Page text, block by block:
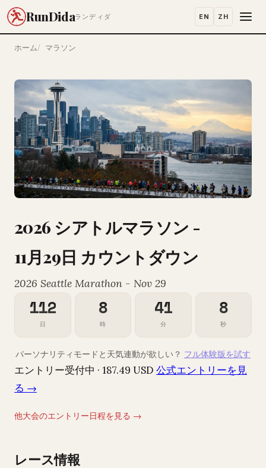
RunDidaランディダ EN ZH
ホーム マラソン
2026 シアトルマラソン -
11月29日 カウントダウン
2026 Seattle Marathon - Nov 29
112
日
8
時
41
分
7
秒
パーソナリティモードと天気連動が欲しい？ フル体験版を試す
エントリー受付中 · 187.49 USD 公式エントリーを見
る →
他大会のエントリー日程を見る →
レース情報